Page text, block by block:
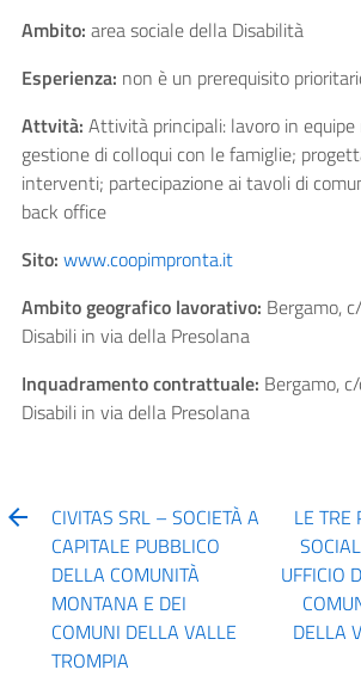
Ambito: area sociale della Disabilità
Esperienza: non è un prerequisito
Attvità: Attività principali: lavoro in
gestione di colloqui con le famiglie;
interventi; partecipazione ai tavoli di
back office
Sito: www.coopimpronta.it
Ambito geografico lavorativo: Bergamo,
Disabili in via della Presolana
Inquadramento contrattuale: Bergamo,
Disabili in via della Presolana
CIVITAS SRL – SOCIETÀ A
CAPITALE PUBBLICO
DELLA COMUNITÀ
MONTANA E DEI
COMUNI DELLA VALLE
TROMPIA
LE TRE
UFFICIO
DELLA